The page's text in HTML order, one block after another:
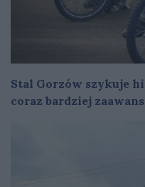
Stal Gorzów szykuje
coraz bardziej